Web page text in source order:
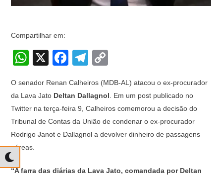
Compartilhar em:
W
at
s
A
p
p
X
F
c
e
b
o
k
T
e
gr
a
m
p
y
Li
n
O senador Renan Calheiros (MDB-AL) atacou o ex-procurador
da Lava Jato Deltan Dallagnol. Em um post publicado no
Twitter na terça-feira 9, Calheiros comemorou a decisão do
Tribunal de Contas da União de condenar o ex-procurador
Rodrigo Janot e Dallagnol a devolver dinheiro de passagens
aéreas.
“A farra das diárias da Lava Jato, comandada por Deltan